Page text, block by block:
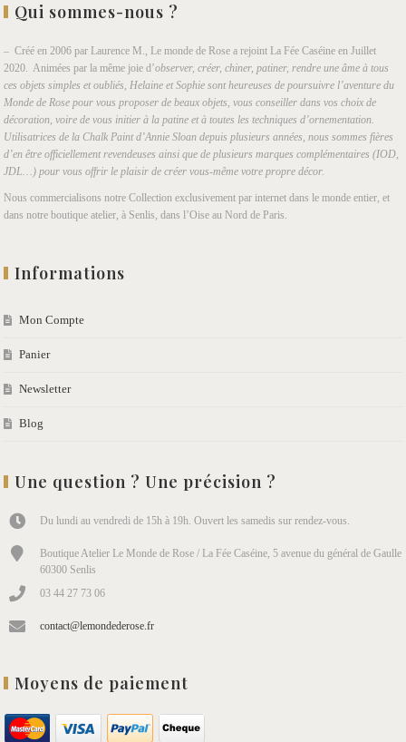
Qui sommes-nous ?
– Créé en 2006 par Laurence M., Le monde de Rose a rejoint La Fée Caséine en Juillet
2020. Animées par la même joie d’observer, créer, chiner, patiner, rendre une âme à tous
ces objets simples et oubliés, Helaine et Sophie sont heureuses de poursuivre l’aventure du
Monde de Rose pour vous proposer de beaux objets, vous conseiller dans vos choix de
décoration, voire de vous initier à la patine et à toutes les techniques d’ornementation.
Utilisatrices de la Chalk Paint d’Annie Sloan depuis plusieurs années, nous sommes fières
d’en être officiellement revendeuses ainsi que de plusieurs marques complémentaires (IOD,
JDL…) pour vous offrir le plaisir de créer vous-même votre propre décor.
Nous commercialisons notre Collection exclusivement par internet dans le monde entier, et
dans notre boutique atelier, à Senlis, dans l’Oise au Nord de Paris.
Informations
Mon Compte
Panier
Newsletter
Blog
Une question ? Une précision ?
Du lundi au vendredi de 15h à 19h. Ouvert les samedis sur rendez-vous.
Boutique Atelier Le Monde de Rose / La Fée Caséine, 5 avenue du général de Gaulle
60300 Senlis
03 44 27 73 06
contact@lemondederose.fr
Moyens de paiement